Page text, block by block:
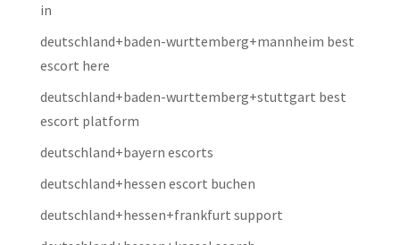
in
deutschland+baden-wurttemberg+mannheim best
escort here
deutschland+baden-wurttemberg+stuttgart best
escort platform
deutschland+bayern escorts
deutschland+hessen escort buchen
deutschland+hessen+frankfurt support